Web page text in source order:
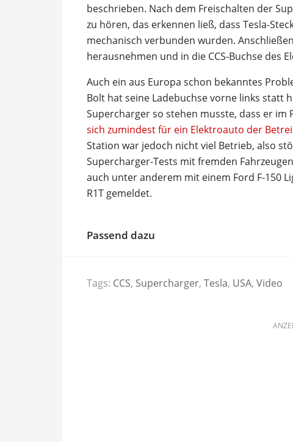
beschrieben. Nach dem Freischalten der
zu hören, das erkennen ließ, dass Tesla-
mechanisch verbunden wurden.
herausnehmen und in die CCS-Buchse des
Auch ein aus Europa schon bekanntes
Bolt hat seine Ladebuchse vorne links statt
Supercharger so stehen musste, dass er im
sich zumindest für ein Elektroauto der
Station war jedoch nicht viel Betrieb, also
Supercharger-Tests mit fremden
auch unter anderem mit einem Ford F-150
R1T gemeldet.
Passend dazu
Tags: CCS, Supercharger, Tesla, USA, Video